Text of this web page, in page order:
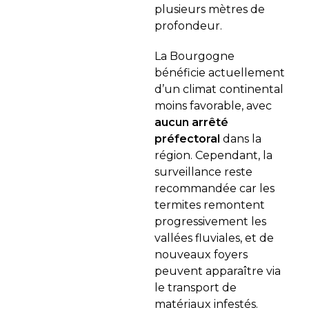
plusieurs mètres de
profondeur.
La Bourgogne
bénéficie actuellement
d’un climat continental
moins favorable, avec
aucun arrêté
préfectoral dans la
région. Cependant, la
surveillance reste
recommandée car les
termites remontent
progressivement les
vallées fluviales, et de
nouveaux foyers
peuvent apparaître via
le transport de
matériaux infestés.